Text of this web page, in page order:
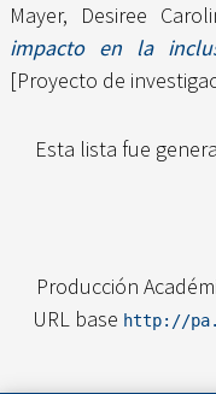
Mayer, Desiree
impacto en la
[Proyecto de
Esta lista fue
Producción
URL base http://